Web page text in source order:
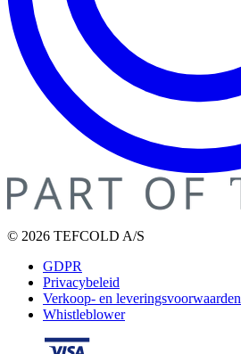
© 2026 TEFCOLD A/S
GDPR
Privacybeleid
Verkoop- en leveringsvoorwaarden
Whistleblower